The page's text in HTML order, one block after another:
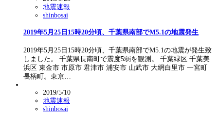
地震速報
shinbosai
2019年5月25日15時20分頃、千葉県南部でM5.1の地震発生
2019年5月25日15時20分頃、千葉県南部でM5.1の地震が発生致
しました。 千葉県長南町で震度5弱を観測。 千葉緑区 千葉美
浜区 東金市 市原市 君津市 浦安市 山武市 大網白里市 一宮町
長柄町。東京…
2019/5/10
地震速報
shinbosai